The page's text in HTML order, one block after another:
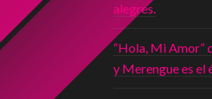
alegres.
“Hola, Mi Amor”
y Merengue es el